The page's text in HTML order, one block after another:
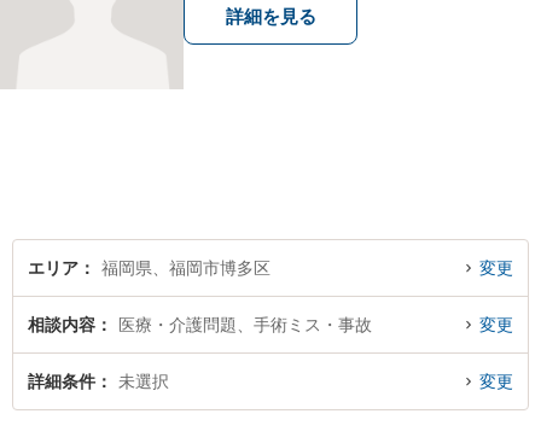
詳細を見る
エリア 福岡県、福岡市博多区 変更
相談内容 医療・介護問題、手術ミス・事故 変更
詳細条件 未選択 変更